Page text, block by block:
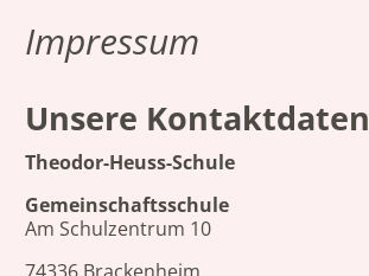
Impressum
Unsere Kontaktdaten
Theodor-Heuss-Schule
Gemeinschaftsschule
Am Schulzentrum 10